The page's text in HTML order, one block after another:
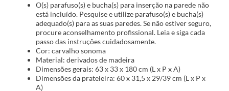
O(s) parafuso(s) e bucha(s) para inserção na parede não
está incluído. Pesquise e utilize parafuso(s) e bucha(s)
adequado(s) para as suas paredes. Se não estiver seguro,
procure aconselhamento profissional. Leia e siga cada
passo das instruções cuidadosamente.
Cor: carvalho sonoma
Material: derivados de madeira
Dimensões gerais: 63 x 33 x 180 cm (L x P x A)
Dimensões da prateleira: 60 x 31,5 x 29/39 cm (L x P x
A)